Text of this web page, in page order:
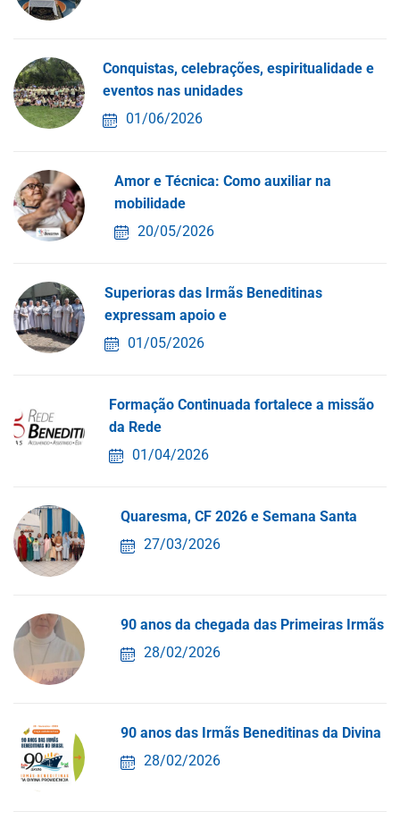
Conquistas, celebrações, espiritualidade e
eventos nas unidades
01/06/2026
Amor e Técnica: Como auxiliar na
mobilidade
20/05/2026
Superioras das Irmãs Beneditinas
expressam apoio e
01/05/2026
Formação Continuada fortalece a missão
da Rede
01/04/2026
Quaresma, CF 2026 e Semana Santa
27/03/2026
90 anos da chegada das Primeiras Irmãs
28/02/2026
90 anos das Irmãs Beneditinas da Divina
28/02/2026